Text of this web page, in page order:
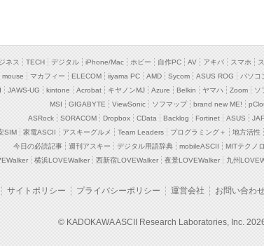
ネス TECH デジタル iPhone/Mac ホビー 自作PC AV アキバ スマホ
mouse マカフィー ELECOM iiyama PC AMD Sycom ASUS ROG パソコ
JAWS-UG kintone Acrobat キヤノンMJ Azure Belkin ヤマハ Zoom ソ
MSI
GIGABYTE ViewSonic ソフマップ brand new ME!
ASRock
SORACOM Dropbox CData Backlog Fortinet ASUS
SIM 家電ASCII アスキーグルメ Team Leaders プログラミング＋ 地方活性
今日の必読記事
週刊アスキー デジタル用語辞典 mobileASCII
MITテクノ
横浜LOVEWalker 西新宿LOVEWalker 夜景LOVEWalker 九州
サイトポリシー プライバシーポリシー 運営会社 お問い合わ
© KADOKAWA ASCII Research Laboratories, Inc.